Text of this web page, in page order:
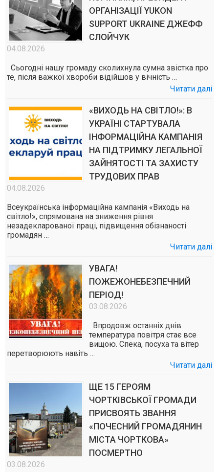
ОРГАНІЗАЦІЇ YUKON
SUPPORT UKRAINE ДЖЕФФ
СЛОЙЧУК
04.08.2026
Сьогодні нашу громаду сколихнула сумна звістка про
те, після важкої хвороби відійшов у вічність …
Читати далі
«ВИХОДЬ НА СВІТЛО!»: В
УКРАЇНІ СТАРТУВАЛА
ІНФОРМАЦІЙНА КАМПАНІЯ
НА ПІДТРИМКУ ЛЕГАЛЬНОЇ
ЗАЙНЯТОСТІ ТА ЗАХИСТУ
ТРУДОВИХ ПРАВ
04.08.2026
Всеукраїнська інформаційна кампанія «Виходь на
світло!», спрямована на зниження рівня
незадекларованої праці, підвищення обізнаності
громадян …
Читати далі
УВАГА!
ПОЖЕЖОНЕБЕЗПЕЧНИЙ
ПЕРІОД!
03.08.2026
Впродовж останніх днів
температура повітря стає все
вищою. Спека, посуха та вітер
перетворюють навіть …
Читати далі
ЩЕ 15 ГЕРОЯМ
ЧОРТКІВСЬКОЇ ГРОМАДИ
ПРИСВОЯТЬ ЗВАННЯ
«ПОЧЕСНИЙ ГРОМАДЯНИН
МІСТА ЧОРТКОВА»
ПОСМЕРТНО
03.08.2026